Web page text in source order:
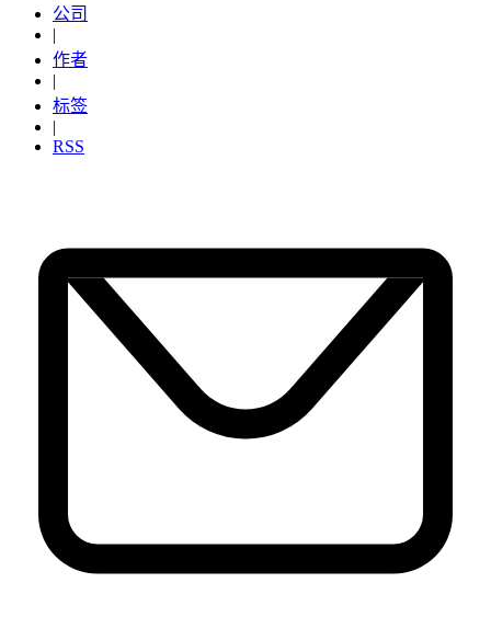
公司
|
作者
|
标签
|
RSS